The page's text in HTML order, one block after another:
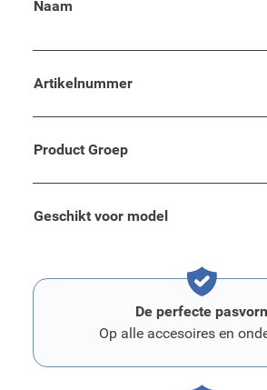
Naam
Artikelnummer
Product Groep
Geschikt voor model
De perfecte
Op alle accesoires en